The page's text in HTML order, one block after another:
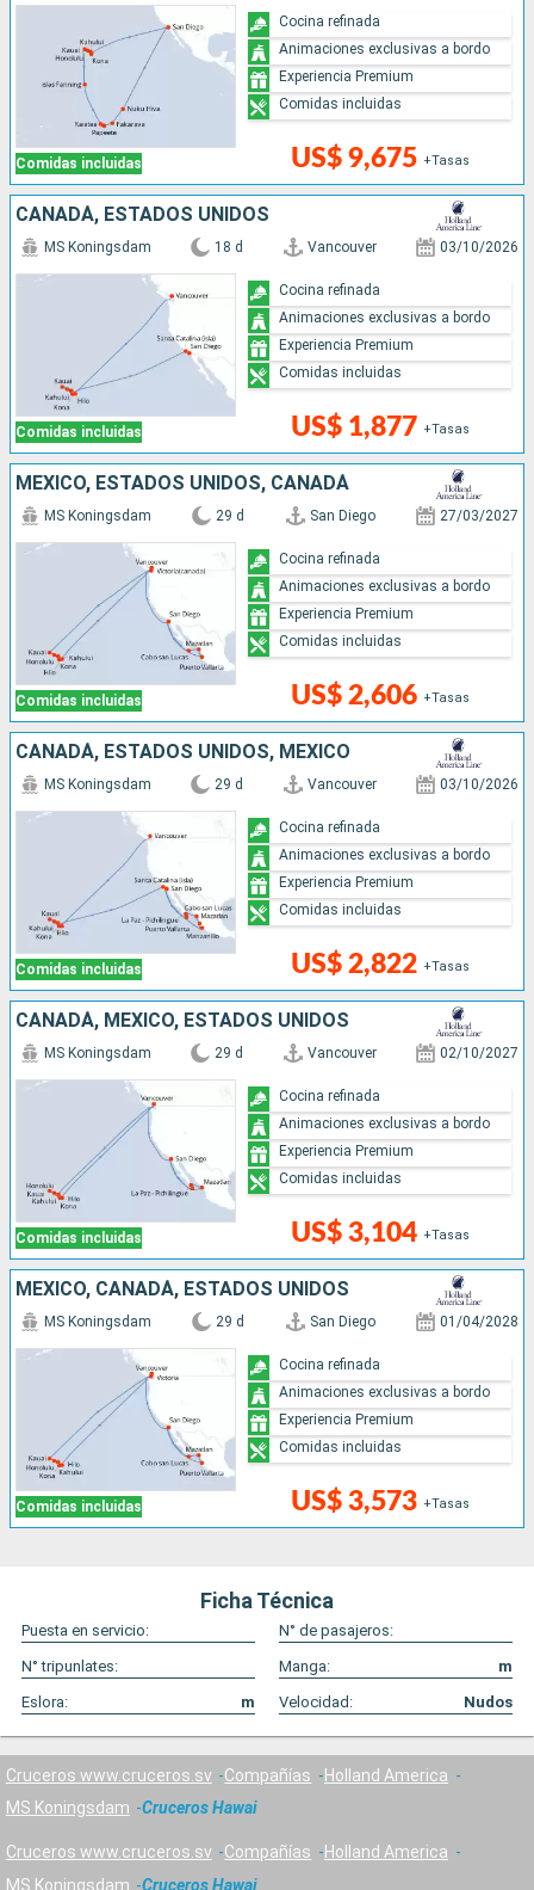
Comidas incluidas US$ 9,675 +Tasas
Cocina refinada
Animaciones exclusivas a bordo
Experiencia Premium
Comidas incluidas
CANADÁ, ESTADOS UNIDOS
Comidas incluidas
MS Koningsdam 18 d Vancouver 03/10/2026
US$ 1,877 +Tasas
Cocina refinada
Animaciones exclusivas a bordo
Experiencia Premium
Comidas incluidas
MÉXICO, ESTADOS UNIDOS, CANADÁ
Comidas incluidas
MS Koningsdam 29 d San Diego 27/03/2027
US$ 2,606 +Tasas
Cocina refinada
Animaciones exclusivas a bordo
Experiencia Premium
Comidas incluidas
CANADÁ, ESTADOS UNIDOS, MÉXICO
Comidas incluidas
MS Koningsdam 29 d Vancouver 03/10/2026
US$ 2,822 +Tasas
Cocina refinada
Animaciones exclusivas a bordo
Experiencia Premium
Comidas incluidas
CANADÁ, MÉXICO, ESTADOS UNIDOS
Comidas incluidas
MS Koningsdam 29 d Vancouver 02/10/2027
US$ 3,104 +Tasas
Cocina refinada
Animaciones exclusivas a bordo
Experiencia Premium
Comidas incluidas
MÉXICO, CANADÁ, ESTADOS UNIDOS
Comidas incluidas
MS Koningsdam 29 d San Diego 01/04/2028
US$ 3,573 +Tasas
Cocina refinada
Animaciones exclusivas a bordo
Experiencia Premium
Comidas incluidas
Ficha Técnica
Puesta en servicio:
N° de pasajeros:
N° tripunlates:
Manga:
m
Eslora:
m Velocidad: Nudos
Cruceros www.cruceros.sv Compañías
Holland America
MS Koningsdam
Cruceros Hawai
Cruceros www.cruceros.sv Compañías
Holland America
MS Koningsdam
Cruceros Hawai